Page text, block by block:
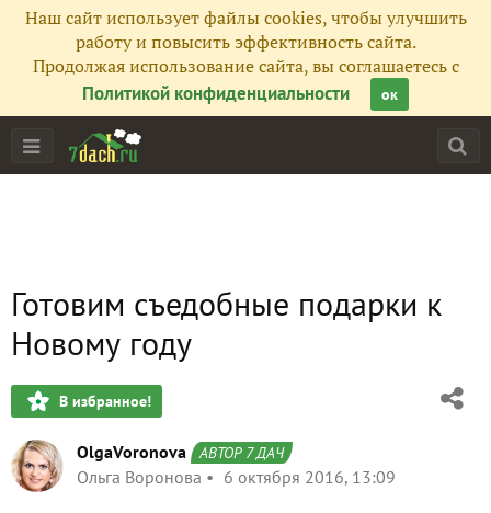
Наш сайт использует файлы cookies, чтобы улучшить
работу и повысить эффективность сайта.
Продолжая использование сайта, вы соглашаетесь с
Политикой конфиденциальности
ок
Готовим съедобные подарки к
Новому году
В избранное!
OlgaVoronova АВТОР 7 ДАЧ
Ольга Воронова 6 октября 2016, 13:09